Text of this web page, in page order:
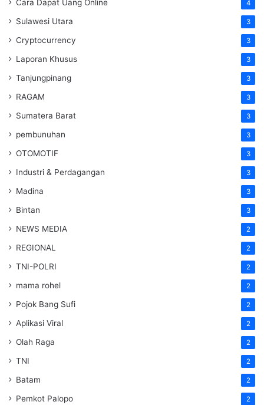
Cara Dapat Uang Online 4
Sulawesi Utara 3
Cryptocurrency 3
Laporan Khusus 3
Tanjungpinang 3
RAGAM 3
Sumatera Barat 3
pembunuhan 3
OTOMOTIF 3
Industri & Perdagangan 3
Madina 3
Bintan 3
NEWS MEDIA 2
REGIONAL 2
TNI-POLRI 2
mama rohel 2
Pojok Bang Sufi 2
Aplikasi Viral 2
Olah Raga 2
TNI 2
Batam 2
Pemkot Palopo 2